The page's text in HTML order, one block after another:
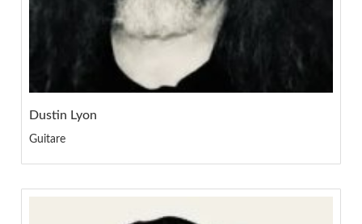
Dustin Lyon
Guitare